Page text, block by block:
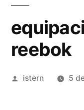
reebok
Publicado
istern 5